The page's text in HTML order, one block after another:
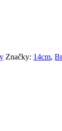
Značky: 14cm,